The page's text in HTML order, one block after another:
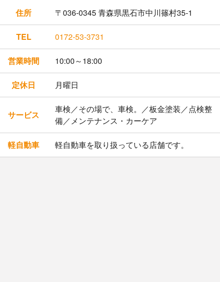
住所 〒036-0345 青森県黒石市中川篠村35-1
TEL 0172-53-3731
営業時間 10:00～18:00
定休日 月曜日
サービス
車検／その場で、車検。／板金塗装／点検整
備／メンテナンス・カーケア
軽自動車 軽自動車を取り扱っている店舗です。